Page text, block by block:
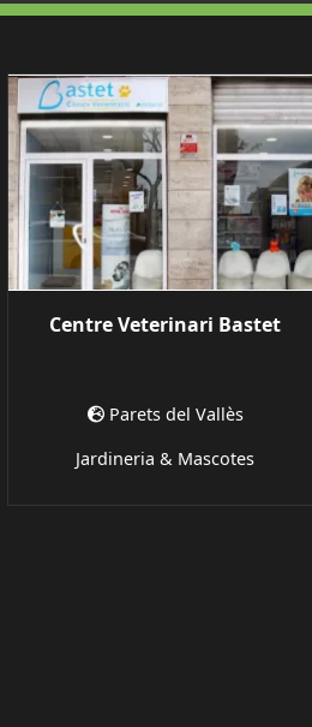
Centre Veterinari Bastet
Parets del Vallès
Jardineria & Mascotes